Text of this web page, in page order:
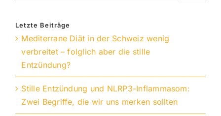
Letzte Beiträge
Mediterrane Diät in der Schweiz wenig
verbreitet – folglich aber die stille
Entzündung?
Stille Entzündung und NLRP3-Inflammasom:
Zwei Begriffe, die wir uns merken sollten